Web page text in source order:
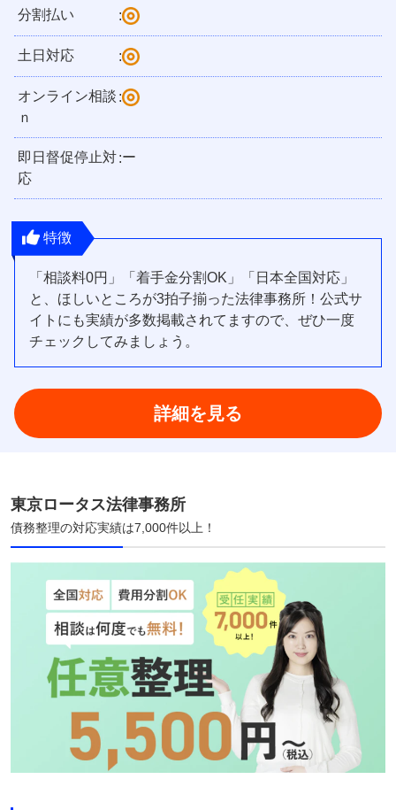
分割払い :
土日対応 :
オンライン相談
ｎ
:
即日督促停止対
応
:ー
特徴
「相談料0円」「着手金分割OK」「日本全国対応」
と、ほしいところが3拍子揃った法律事務所！公式サ
イトにも実績が多数掲載されてますので、ぜひ一度
チェックしてみましょう。
詳細を見る
東京ロータス法律事務所
債務整理の対応実績は7,000件以上！